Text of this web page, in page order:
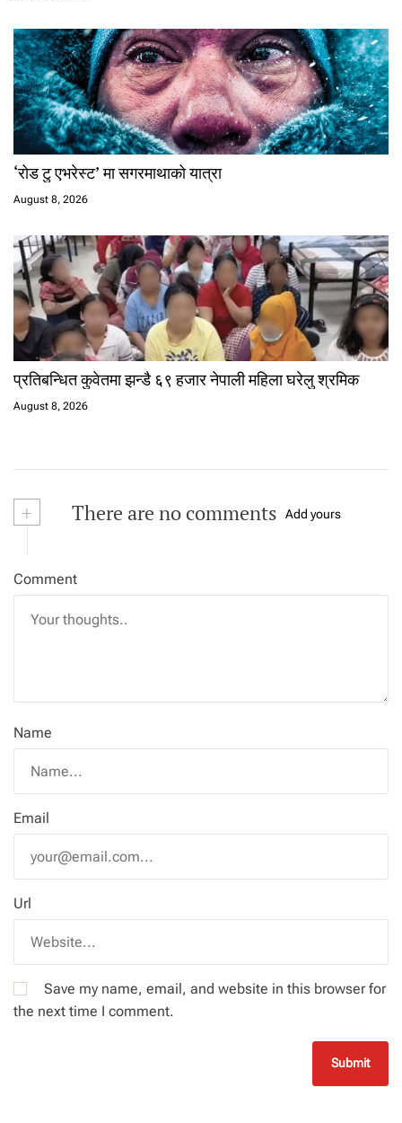
‘रोड टु एभरेस्ट’ मा सगरमाथाको यात्रा
August 8, 2026
प्रतिबन्धित कुवेतमा झन्डै ६९ हजार नेपाली महिला घरेलु श्रमिक
August 8, 2026
+ There are no comments Add yours
Comment
Name
Email
Url
Save my name, email, and website in this browser for
the next time I comment.